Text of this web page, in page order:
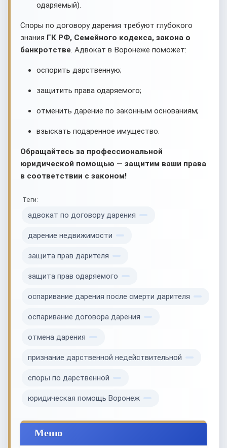
одаряемый).
Споры по договору дарения требуют глубокого
знания ГК РФ, Семейного кодекса, закона о
банкротстве. Адвокат в Воронеже поможет:
оспорить дарственную;
защитить права одаряемого;
отменить дарение по законным основаниям;
взыскать подаренное имущество.
Обращайтесь за профессиональной
юридической помощью — защитим ваши права
в соответствии с законом!
Теги:
адвокат по договору дарения
дарение недвижимости
защита прав дарителя
защита прав одаряемого
оспаривание дарения после смерти дарителя
оспаривание договора дарения
отмена дарения
признание дарственной недействительной
споры по дарственной
юридическая помощь Воронеж
Меню